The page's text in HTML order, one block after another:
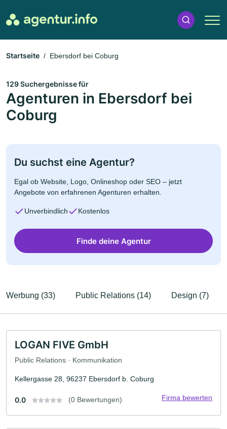
Startseite Ebersdorf bei Coburg
129 Suchergebnisse für
Agenturen in Ebersdorf bei
Coburg
Du suchst eine Agentur?
Egal ob Website, Logo, Onlineshop oder SEO – jetzt
Angebote von erfahrenen Agenturen erhalten.
Unverbindlich Kostenlos
Finde deine Agentur
Werbung (33) Public Relations (14) Design (7)
LOGAN FIVE GmbH
Public Relations · Kommunikation
Kellergasse 28, 96237 Ebersdorf b. Coburg
0.0 (0 Bewertungen) Firma bewerten